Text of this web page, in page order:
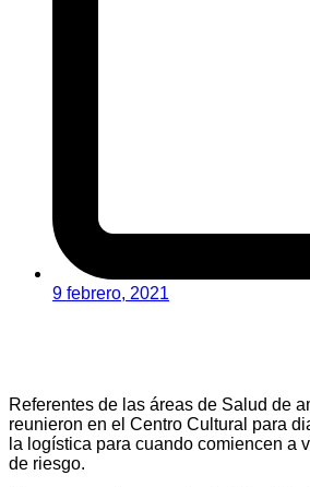
9 febrero, 2021
Referentes de las áreas de Salud de
reunieron en el Centro Cultural para
la logística para cuando comiencen a
de riesgo.